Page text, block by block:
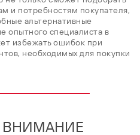
и потребностям покупателя,
альтернативные
опытного специалиста в
избежать ошибок при
необходимых для покупки
ВНИМАНИЕ